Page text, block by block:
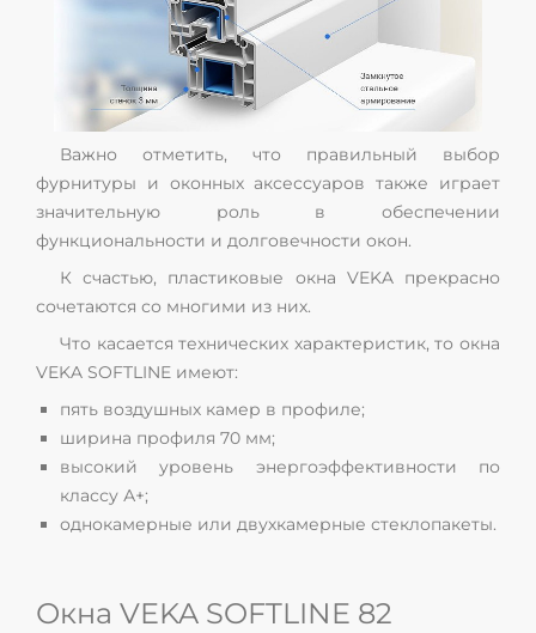
Важно отметить, что правильный выбор
фурнитуры и оконных аксессуаров также играет
значительную роль в обеспечении
функциональности и долговечности окон.
К счастью, пластиковые окна VEKA прекрасно
сочетаются со многими из них.
Что касается технических характеристик, то окна
VEKA SOFTLINE имеют:
пять воздушных камер в профиле;
ширина профиля 70 мм;
высокий уровень энергоэффективности по
классу А+;
однокамерные или двухкамерные стеклопакеты.
Окна VEKA SOFTLINE 82